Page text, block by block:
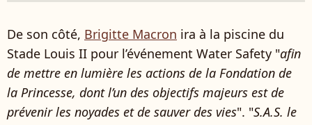
De son côté, Brigitte Macron ira à la piscine du
Stade Louis II pour l’événement Water Safety "afin
de mettre en lumière les actions de la Fondation de
la Princesse, dont l’un des objectifs majeurs est de
prévenir les noyades et de sauver des vies". "S.A.S. le